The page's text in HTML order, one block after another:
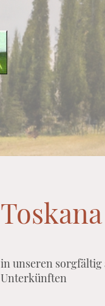
in unseren sorgfältig
Unterkünften